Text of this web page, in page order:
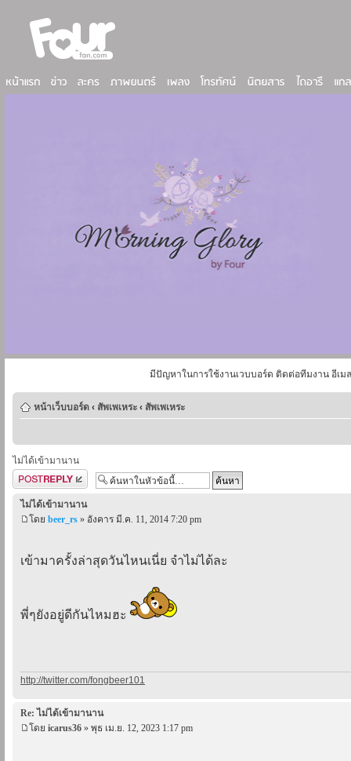
มีปัญหาในการใช้งานเวบบอร์ด ติดต่อทีมงาน อีเม
หน้าเว็บบอร์ด ‹ สัพเพเหระ ‹ สัพเพเหระ
ไม่ได้เข้ามานาน
ตอบกระทู้
ไม่ได้เข้ามานาน
โดย beer_rs » อังคาร มี.ค. 11, 2014 7:20 pm
เข้ามาครั้งล่าสุดวันไหนเนี่ย จำไม่ได้ละ
พี่ๆยังอยู่ดีกันไหมฮะ
http://twitter.com/fongbeer101
Re: ไม่ได้เข้ามานาน
โดย icarus36 » พุธ เม.ย. 12, 2023 1:17 pm